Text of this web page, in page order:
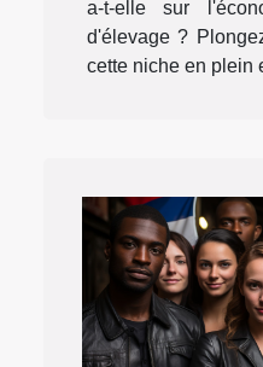
a-t-elle sur
d'élevage ?
cette niche en plein